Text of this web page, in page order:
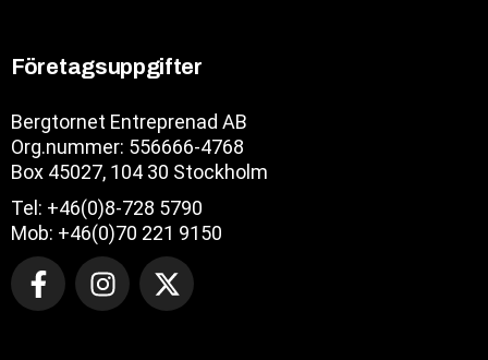
Företagsuppgifter
Bergtornet Entreprenad AB
Org.nummer: 556666-4768
Box 45027, 104 30 Stockholm
Tel: +46(0)8-728 5790
Mob: +46(0)70 221 9150